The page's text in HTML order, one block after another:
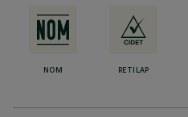
NOM RETILAP